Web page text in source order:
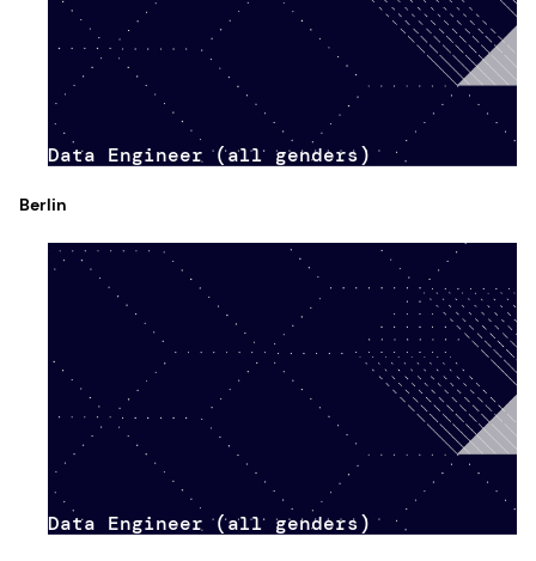
Data Engineer (all genders)
Berlin
Data Engineer (all genders)